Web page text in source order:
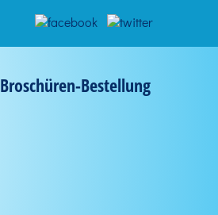
Broschüren-Bestellung